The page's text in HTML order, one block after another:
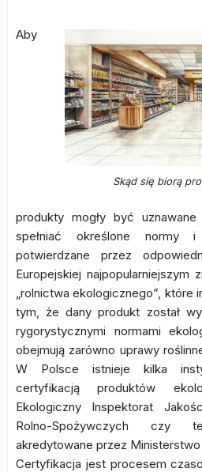
Skąd się biorą
Aby
produkty mogły być
spełniać określone normy
potwierdzane przez
Europejskiej najpopularniejszym
„rolnictwa ekologicznego”, które
tym, że dany produkt został
rygorystycznymi normami
obejmują zarówno uprawy
W Polsce istnieje kilka
certyfikacją produktów
Ekologiczny Inspektorat
Rolno-Spożywczych czy
akredytowane przez
Certyfikacja jest procesem